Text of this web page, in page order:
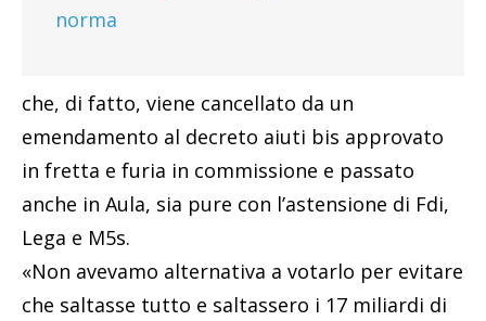
norma
che, di fatto, viene cancellato da un
emendamento al decreto aiuti bis approvato
in fretta e furia in commissione e passato
anche in Aula, sia pure con l’astensione di Fdi,
Lega e M5s.
«Non avevamo alternativa a votarlo per evitare
che saltasse tutto e saltassero i 17 miliardi di